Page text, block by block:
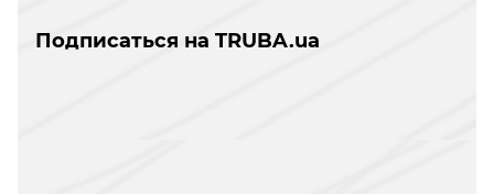
Подписаться на TRUBA.ua